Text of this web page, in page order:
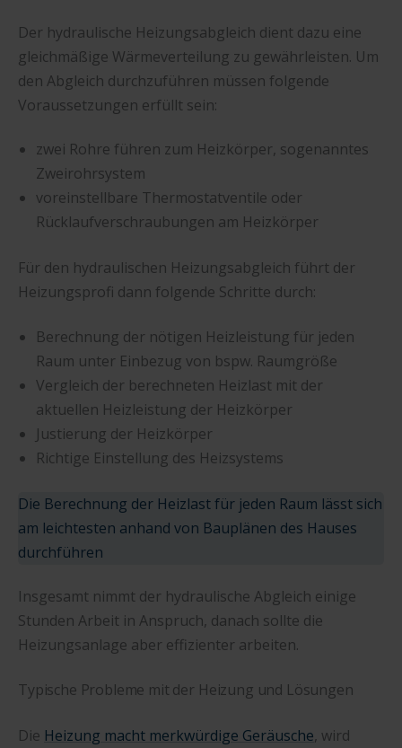
Der hydraulische Heizungsabgleich dient dazu eine
gleichmäßige Wärmeverteilung zu gewährleisten. Um
den Abgleich durchzuführen müssen folgende
Voraussetzungen erfüllt sein:
zwei Rohre führen zum Heizkörper, sogenanntes
Zweirohrsystem
voreinstellbare Thermostatventile oder
Rücklaufverschraubungen am Heizkörper
Für den hydraulischen Heizungsabgleich führt der
Heizungsprofi dann folgende Schritte durch:
Berechnung der nötigen Heizleistung für jeden
Raum unter Einbezug von bspw. Raumgröße
Vergleich der berechneten Heizlast mit der
aktuellen Heizleistung der Heizkörper
Justierung der Heizkörper
Richtige Einstellung des Heizsystems
Die Berechnung der Heizlast für jeden Raum lässt sich
am leichtesten anhand von Bauplänen des Hauses
durchführen
Insgesamt nimmt der hydraulische Abgleich einige
Stunden Arbeit in Anspruch, danach sollte die
Heizungsanlage aber effizienter arbeiten.
Typische Probleme mit der Heizung und Lösungen
Die Heizung macht merkwürdige Geräusche, wird